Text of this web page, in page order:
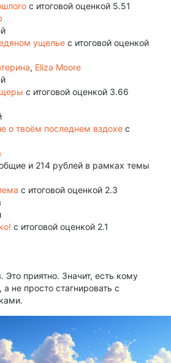
с итоговой оценкой 5.51
ущелье с итоговой оценкой
, Eliza Moore
с итоговой оценкой 3.66
о твоём последнем вздохе с
и 214 рублей в рамках темы
с итоговой оценкой 2.3
с итоговой оценкой 2.1
Это приятно. Значит, есть кому
а не просто стагнировать с